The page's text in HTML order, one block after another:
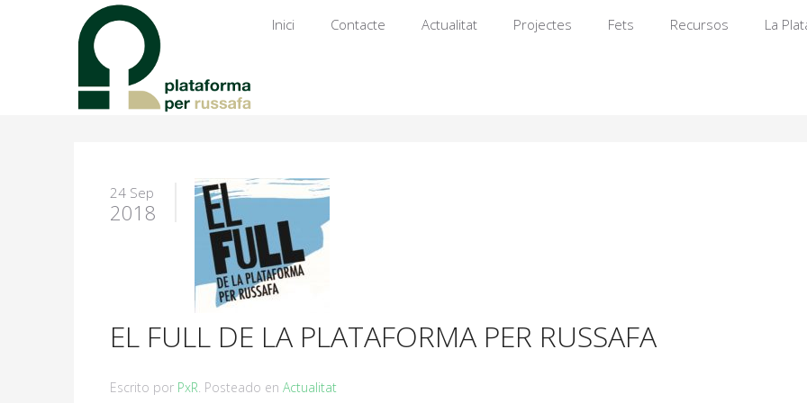
Inici Contacte Actualitat Projectes Fets Recursos La
24 Sep
2018
EL FULL DE LA PLATAFORMA PER RUSSAFA
Escrito por PxR. Posteado en Actualitat